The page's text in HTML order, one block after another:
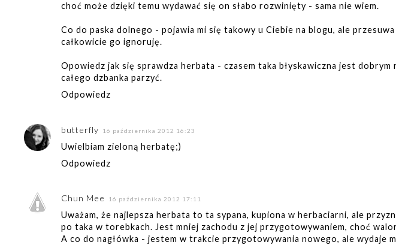
choć może dzięki temu wydawać się on słabo rozwinięty - sama nie wiem.
Co do paska dolnego - pojawia mi się takowy u Ciebie na blogu, ale
całkowicie go ignoruję.
Opowiedz jak się sprawdza herbata - czasem taka błyskawiczna jest dobrym
całego dzbanka parzyć.
Odpowiedz
butterfly 16 października 2012 16:23
Uwielbiam zieloną herbatę;)
Odpowiedz
Chun Mee 16 października 2012 17:11
Uważam, że najlepsza herbata to ta sypana, kupiona w herbaciarni, ale
po taka w torebkach. Jest mniej zachodu z jej przygotowywaniem, choć
A co do nagłówka - jestem w trakcie przygotowywania nowego, ale wydaje